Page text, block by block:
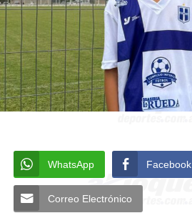
WhatsApp Facebook
Correo Electrónico